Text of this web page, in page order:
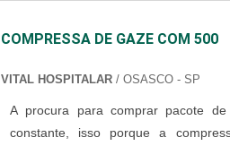
COMPRESSA DE GAZE COM 500
VITAL HOSPITALAR / OSASCO - SP
A procura para comprar pacote
constante, isso porque a